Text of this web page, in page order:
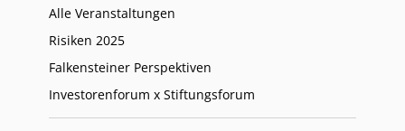
Alle Veranstaltungen
Risiken 2025
Falkensteiner Perspektiven
Investorenforum x Stiftungsforum